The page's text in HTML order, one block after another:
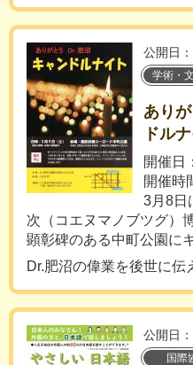
公開日
学術・
あり
ドル
開催日
開催時
3月8
次（コエヌマノブツグ）
顕彰碑のある中町公園に
Dr.肥沼の偉業を後世に伝
公開日
国際